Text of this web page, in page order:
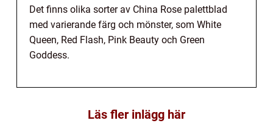
Det finns olika sorter av China Rose palettblad
med varierande färg och mönster, som White
Queen, Red Flash, Pink Beauty och Green
Goddess.
Läs fler inlägg här